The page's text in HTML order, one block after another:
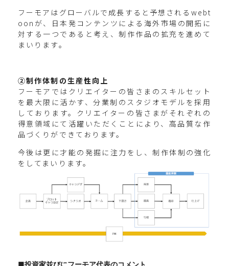
フーモアはグローバルで成長すると予想されるwebt
oonが、日本発コンテンツによる海外市場の開拓に
対する一つであると考え、制作作品の拡充を進めて
まいります。
②制作体制の生産性向上
フーモアではクリエイターの皆さまのスキルセット
を最大限に活かす、分業制のスタジオモデルを採用
しております。クリエイターの皆さまがそれぞれの
得意領域にて活躍いただくことにより、高品質な作
品づくりができております。
今後は更に才能の発掘に注力をし、制作体制の強化
をしてまいります。
■投資家並びにフーモア代表のコメント